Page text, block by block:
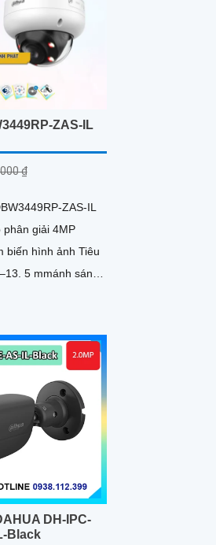
hai chiều rõ
nhớ 256GB đáp
hạn, thiết kế
nước, cấp nguồn
ZAS-IL
₫
phân giải 4MP
biến hình ảnh Tiêu
5 mmánh sáng
DH-IPC-
Black